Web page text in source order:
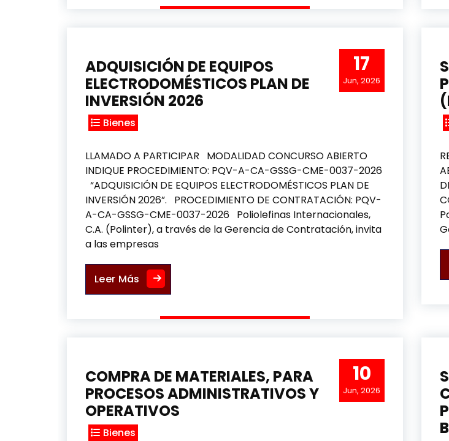
17
Jun, 2026
ADQUISICIÓN DE EQUIPOS
ELECTRODOMÉSTICOS PLAN DE
INVERSIÓN 2026
Bienes
LLAMADO A PARTICIPAR MODALIDAD CONCURSO ABIERTO
INDIQUE PROCEDIMIENTO: PQV-A-CA-GSSG-CME-0037-2026
“ADQUISICIÓN DE EQUIPOS ELECTRODOMÉSTICOS PLAN DE
INVERSIÓN 2026”. PROCEDIMIENTO DE CONTRATACIÓN: PQV-
A-CA-GSSG-CME-0037-2026 Poliolefinas Internacionales,
C.A. (Polinter), a través de la Gerencia de Contratación, invita
a las empresas
Leer Más ADQUISICIÓN DE EQUIPOS ELECTRODOMÉSTICOS PLAN DE
10
Jun, 2026
COMPRA DE MATERIALES, PARA
PROCESOS ADMINISTRATIVOS Y
OPERATIVOS
Bienes